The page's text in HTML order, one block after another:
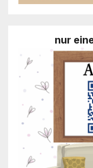
nur